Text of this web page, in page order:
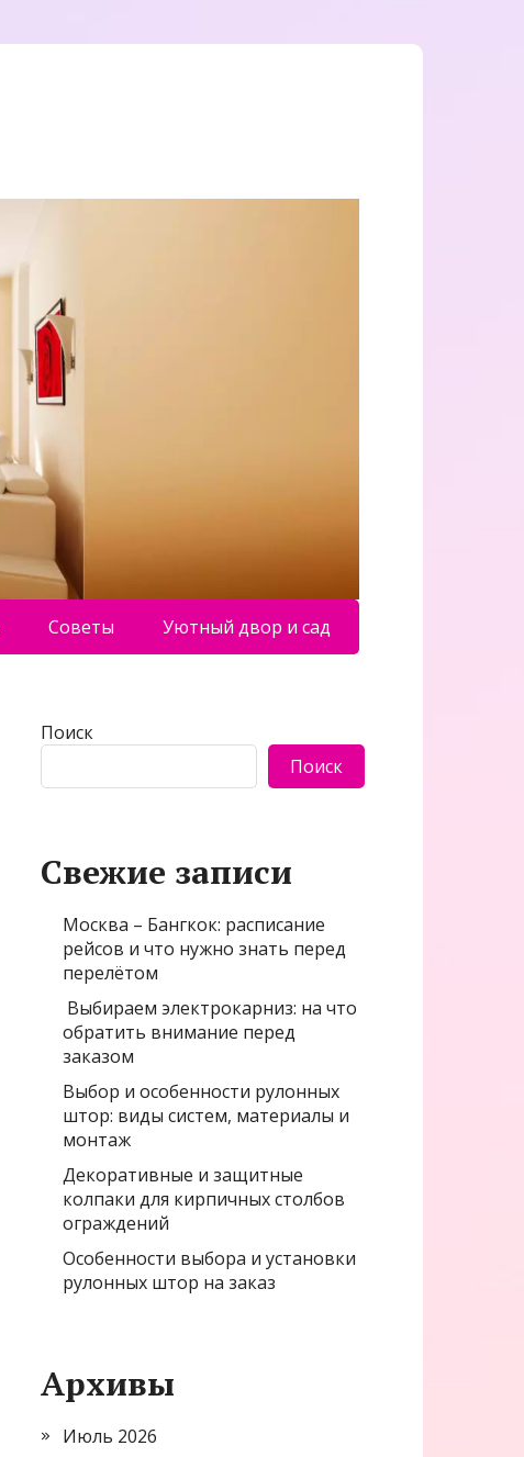
Советы Уютный двор и сад
Поиск
Поиск
Свежие записи
Москва – Бангкок: расписание
рейсов и что нужно знать перед
перелётом
Выбираем электрокарниз: на что
обратить внимание перед
заказом
Выбор и особенности рулонных
штор: виды систем, материалы и
монтаж
Декоративные и защитные
колпаки для кирпичных столбов
ограждений
Особенности выбора и установки
рулонных штор на заказ
Архивы
Июль 2026